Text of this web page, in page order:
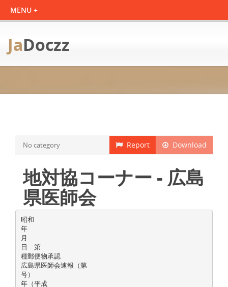
JaDoczz
Download
Report
No category
地対協コーナー - 広島
県医師会
昭和
年
月
日 第
種郵便物承認
広島県医師会速報（第
号）
年（平成